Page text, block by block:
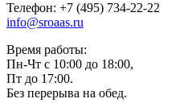
Телефон: +7 (495) 734-22-22
info@sroaas.ru
Время работы:
Пн-Чт с 10:00 до 18:00,
Пт до 17:00.
Без перерыва на обед.